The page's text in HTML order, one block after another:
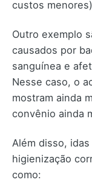
custos
Outro exemplo
causados por
sanguínea e
Nesse caso, o
mostram ainda
convênio ainda
Além disso,
higienização
como: